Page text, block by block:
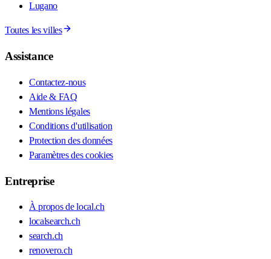
Lugano
Toutes les villes
Assistance
Contactez-nous
Aide & FAQ
Mentions légales
Conditions d'utilisation
Protection des données
Paramètres des cookies
Entreprise
À propos de local.ch
localsearch.ch
search.ch
renovero.ch